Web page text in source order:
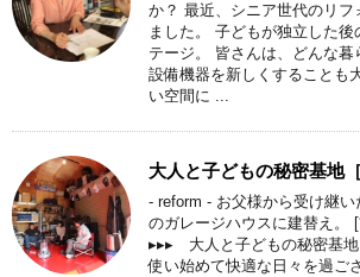
か？ 最近、シニア世代のリフ
ました。 子どもが独立した
テージ。 皆さんは、どんな暮
設備機器を新しくすることも
い空間に ...
大人と子どもの秘密基地
- reform - お父様から受け継
のガレージハウスに建替え。
▸▸▸ 大人と子どもの秘密基
使い始めて快適な日々を過ご